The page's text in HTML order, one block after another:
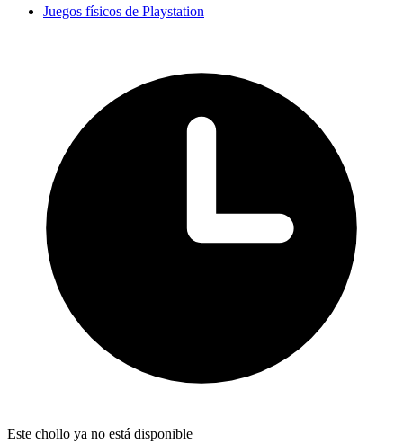
Juegos físicos de Playstation
Este chollo ya no está disponible